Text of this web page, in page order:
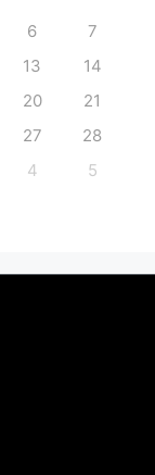
6
7
13
14
20
21
27
28
4 5